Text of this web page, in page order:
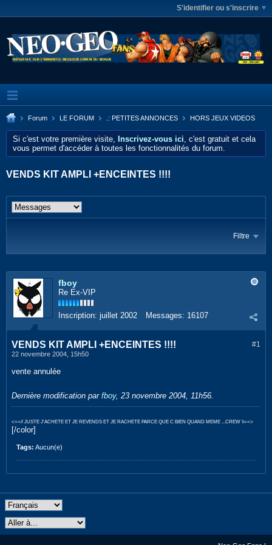
S'identifier ou s'inscrire
Forum LE FORUM .: PETITES ANNONCES HORS JEUX VIDEOS
Si c'est votre première visite, Inscrivez-vous ici, c'est gratuit et cela
vous permet d'accéder à toutes les fonctionnalités du forum.
VENDS KIT AMPLI +ENCEINTES !!!!
Filtre
fboy
Re Ex-VIP
Inscription: juillet 2002 Messages: 16107
#1
VENDS KIT AMPLI +ENCEINTES !!!!
22 novembre 2004, 15h50
vente annulée
Dernière modification par fboy, 23 novembre 2004, 11h56.
<==// JUSTE J'ACHETE ET JE REVENDS ET JE RACHETE PARCE QUE C BIEN QUAND MEME ...CREW \\==>
[/color]
Tags: Aucun(e)